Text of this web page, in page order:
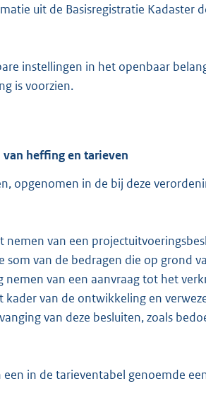
uit de Basisregistratie Kadaster
instellingen in het openbaar
is voorzien.
heffing en tarieven
opgenomen in de bij deze
van een
van de bedragen die op grond
van een aanvraag tot het
van de ontwikkeling en
van deze besluiten, zoals
in de tarieventabel genoemde